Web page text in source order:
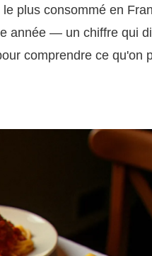
plus consommé en
année — un chiffre qui
comprendre ce qu'on